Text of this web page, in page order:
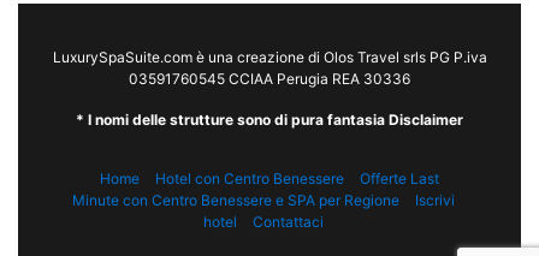
LuxurySpaSuite.com è una creazione di Olos Travel srls PG P.iva
03591760545 CCIAA Perugia REA 30336
* I nomi delle strutture sono di pura fantasia Disclaimer
Home Hotel con Centro Benessere
Offerte Last
Minute con Centro Benessere e SPA per Regione
Iscrivi
hotel
Contattaci